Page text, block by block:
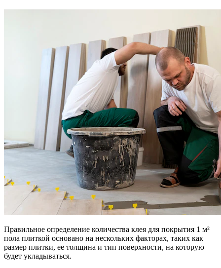
Правильное определение количества клея для покрытия 1 м²
пола плиткой основано на нескольких факторах, таких как
размер плитки, ее толщина и тип поверхности, на которую
будет укладываться.